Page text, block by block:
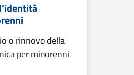
o rinnovo della
per minorenni